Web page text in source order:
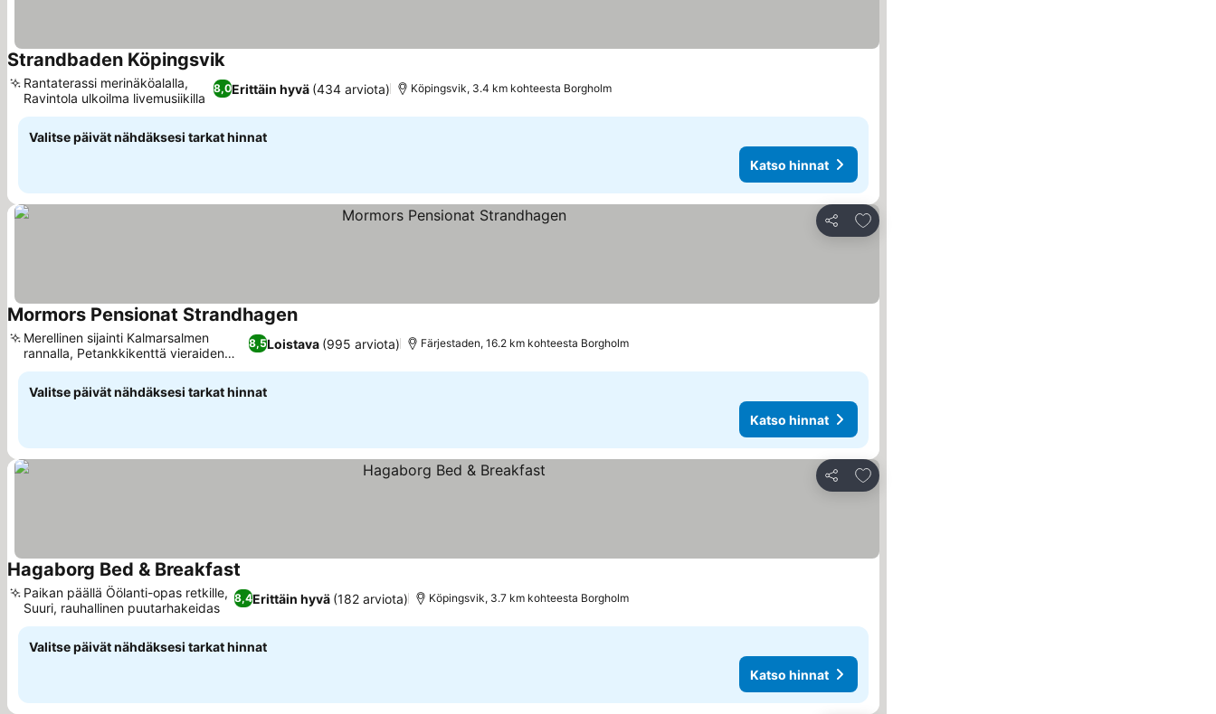
Strandbaden KöpingsvikKatso hinnat
8,0Erittäin hyvä (434 arviota)
Rantaterassi merinäköalalla,
Ravintola ulkoilma livemusiikilla
Köpingsvik, 3.4 km kohteesta Borgholm
Valitse päivät nähdäksesi tarkat hinnat
Katso hinnat
Jaa
Lisää suosikkeihin
Mormors Pensionat StrandhagenKatso hinnat
8,5Loistava (995 arviota)
Merellinen sijainti Kalmarsalmen
rannalla, Petankkikenttä vieraiden
iloksi
Färjestaden, 16.2 km kohteesta Borgholm
Valitse päivät nähdäksesi tarkat hinnat
Katso hinnat
Jaa
Lisää suosikkeihin
Hagaborg Bed & Breakfast
8,4Erittäin hyvä (182 arviota)
Paikan päällä Öölanti-opas retkille,
Suuri, rauhallinen puutarhakeidas
Köpingsvik, 3.7 km kohteesta Borgholm
Valitse päivät nähdäksesi tarkat hinnat
Katso hinnat